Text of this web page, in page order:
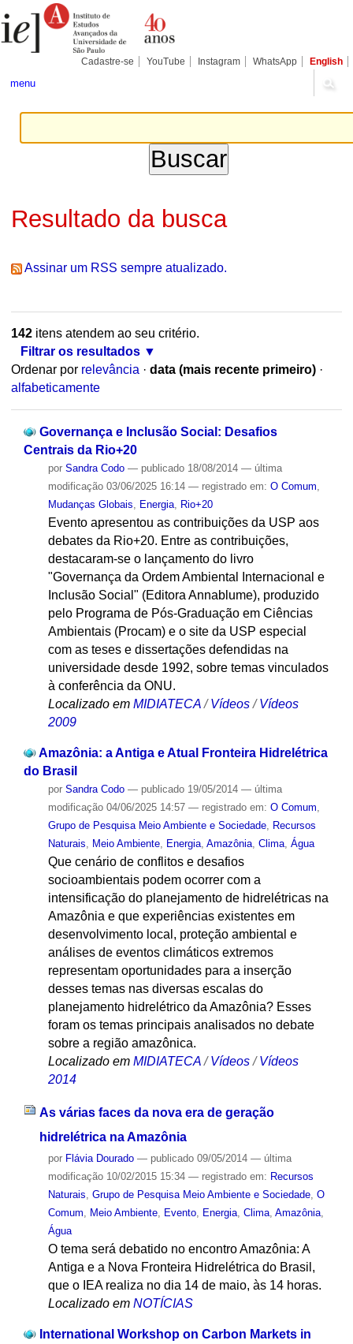
para
conteúdo.
Pessoais
Cadastre-se YouTube Instagram WhatsApp English
menu
Resultado da busca
Assinar um RSS sempre atualizado.
142itens atendem ao seu critério.
Filtrar os resultados
Ordenar por relevância · data (mais recente primeiro) ·
alfabeticamente
Governança e Inclusão Social: Desafios
Centrais da Rio+20
por Sandra Codo — publicado18/08/2014 — última
modificação03/06/2025 16:14 — registrado em: O Comum
Mudanças Globais
Energia, Rio+20
Evento apresentou as contribuições da USP aos
debates da Rio+20. Entre as contribuições,
destacaram-se o lançamento do livro
"Governança da Ordem Ambiental Internacional e
Inclusão Social" (Editora Annablume), produzido
pelo Programa de Pós-Graduação em Ciências
Ambientais (Procam) e o site da USP especial
com as teses e dissertações defendidas na
universidade desde 1992, sobre temas vinculados
à conferência da ONU.
Localizado em MIDIATECA /Vídeos /Vídeos
2009
Amazônia: a Antiga e Atual Fronteira Hidrelétrica
do Brasil
por Sandra Codo — publicado19/05/2014 — última
modificação04/06/2025 14:57 — registrado em: O Comum
Grupo de Pesquisa Meio Ambiente e Sociedade, Recursos
Naturais
Meio Ambiente, Energia, Amazônia, Clima, Água
Que cenário de conflitos e desafios
socioambientais podem ocorrer com a
intensificação do planejamento de hidrelétricas na
Amazônia e que experiências existentes em
desenvolvimento local, proteção ambiental e
análises de eventos climáticos extremos
representam oportunidades para a inserção
desses temas nas diversas escalas do
planejamento hidrelétrico da Amazônia? Esses
foram os temas principais analisados no debate
sobre a região amazônica.
Localizado em MIDIATECA /Vídeos /Vídeos
2014
As várias faces da nova era de geração
hidrelétrica na Amazônia
por Flávia Dourado — publicado09/05/2014 — última
modificação10/02/2015 15:34 — registrado em: Recursos
Naturais, Grupo de Pesquisa Meio Ambiente e Sociedade, O
Comum, Meio Ambiente, Evento, Energia, Clima, Amazônia,
Água
O tema será debatido no encontro Amazônia: A
Antiga e a Nova Fronteira Hidrelétrica do Brasil,
que o IEA realiza no dia 14 de maio, às 14 horas.
Localizado em NOTÍCIAS
International Workshop on Carbon Markets in